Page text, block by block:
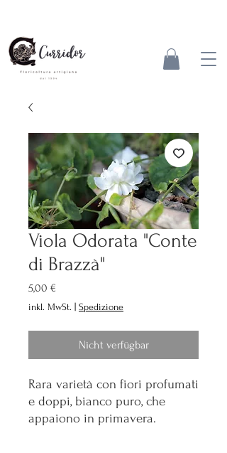
Viola Odorata "Conte
di Brazzà"
5,00 €
inkl. MwSt. Spedizione
Nicht verfügbar
Rara varietà con fiori profumati
e doppi, bianco puro, che
appaiono in primavera.